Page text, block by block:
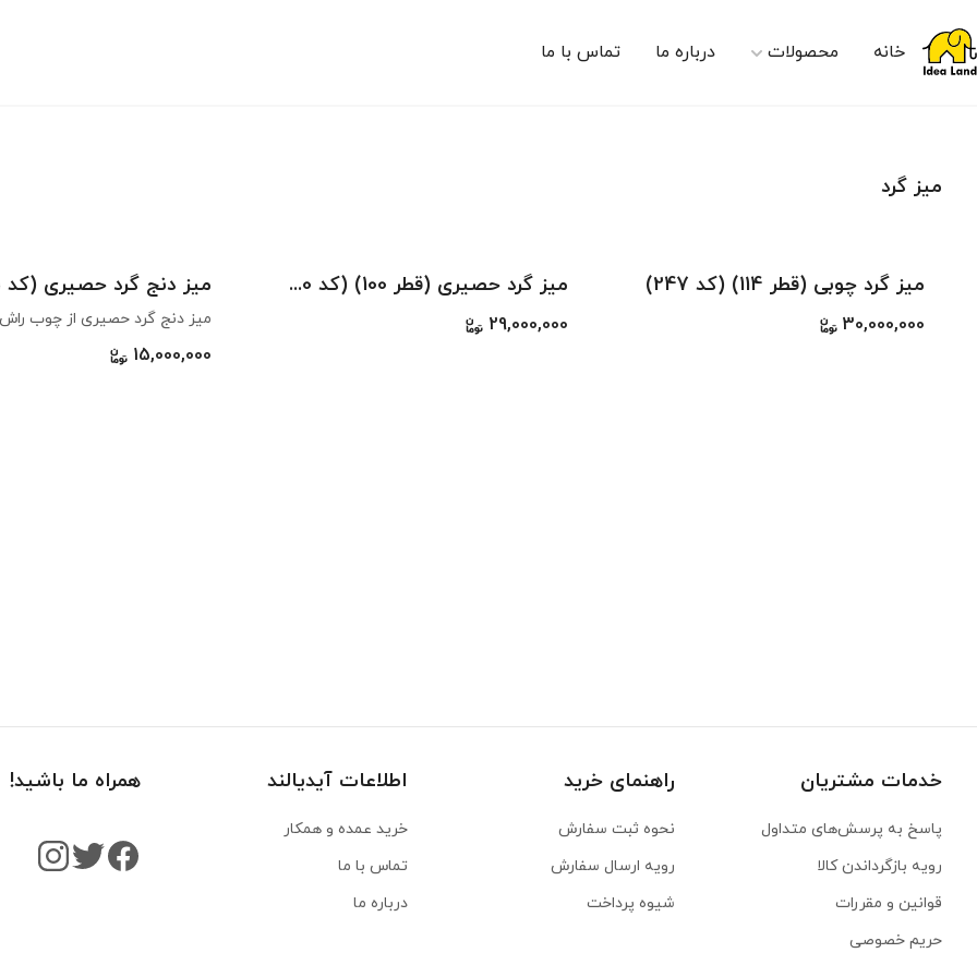
خانه محصولات درباره ما تماس با ما
میز گرد
میز گرد چوبی (قطر 114) (کد 247)
30,000,000
میز گرد حصیری (قطر 100) (کد 240)
29,000,000
میز دنج گرد حصیری (کد 325)
15,000,000
خدمات مشتریان
پاسخ به پرسش‌های متداول
رویه‌ بازگرداندن کالا
قوانین و مقررات
حریم خصوصی
راهنمای خرید
نحوه ثبت سفارش
رویه ارسال سفارش
شیوه پرداخت
اطلاعات آیدیالند
خرید عمده و همکار
تماس با ما
درباره ما
همراه ما باشید!